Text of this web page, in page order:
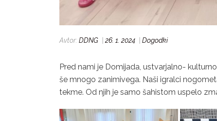
Avtor: DDNG |26. 1. 2024 Dogodki
Pred nami je Domijada, ustvarjalno-
še mnogo zanimivega. Naši igralci
tekme. Od njih je samo šahistom uspelo